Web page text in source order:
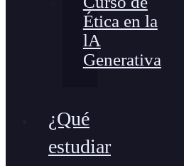
Ética en la
lA
Generativa
¿Qué
estudiar